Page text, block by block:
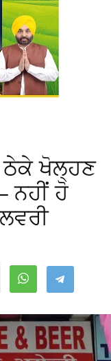
ਠੇਕੇ ਖੋਲ੍ਹਣ
ਨਹੀਂ ਹੋ